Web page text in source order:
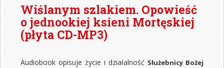
Wiślanym szlakiem. Opowieść
o jednookiej ksieni Mortęskiej
(płyta CD-MP3)
Audiobook opisuje życie i działalność Służebnicy Bożej